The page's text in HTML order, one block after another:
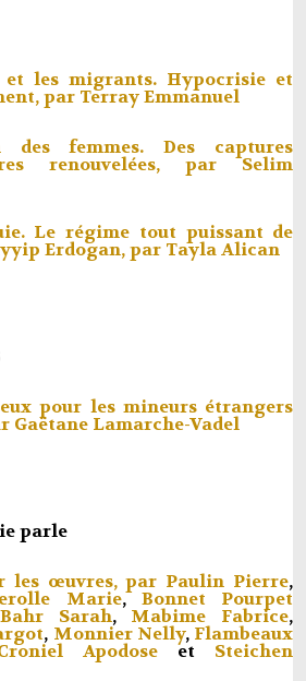
et les migrants. Hypocrisie et
par Terray Emmanuel
des femmes. Des captures
renouvelées, parSelim
Le régime tout puissant de
Erdogan, par Tayla Alican
pour les mineurs étrangers
Gaëtane Lamarche-Vadel
parle
les œuvres, par Paulin Pierre,
Marie, Bonnet Pourpet
Bahr Sarah, Mabime Fabrice,
, Monnier Nelly, Flambeaux
Apodose et Steichen